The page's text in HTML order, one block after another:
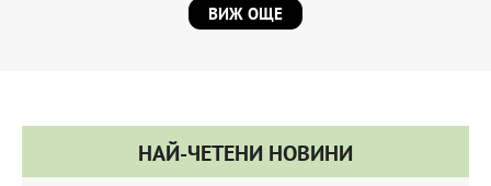
ВИЖ ОЩЕ
НАЙ-ЧЕТЕНИ НОВИНИ